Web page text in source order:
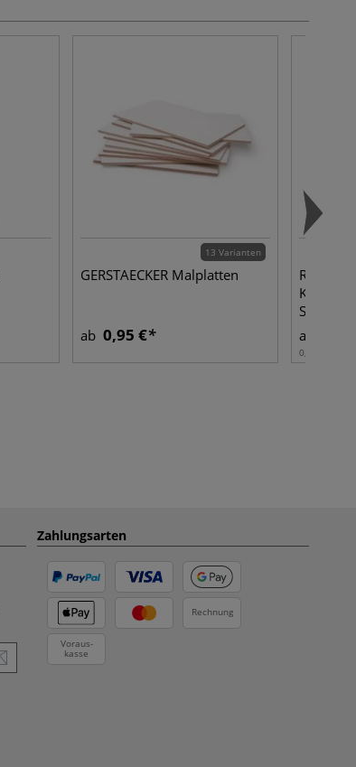
13 Varianten
GERSTAECKER Malplatten
ab 0,95 €
Schwarz
ab
0,05 l | 1 l:
Zahlungsarten
Rechnung
Voraus-
kasse